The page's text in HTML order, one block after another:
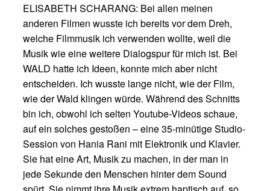
ELISABETH SCHARANG: Bei allen meinen
anderen Filmen wusste ich bereits vor dem Dreh,
welche Filmmusik ich verwenden wollte, weil die
Musik wie eine weitere Dialogspur für mich ist. Bei
WALD hatte ich Ideen, konnte mich aber nicht
entscheiden. Ich wusste lange nicht, wie der Film,
wie der Wald klingen würde. Während des Schnitts
bin ich, obwohl ich selten Youtube-Videos schaue,
auf ein solches gestoßen – eine 35-minütige Studio-
Session von Hania Rani mit Elektronik und Klavier.
Sie hat eine Art, Musik zu machen, in der man in
jede Sekunde den Menschen hinter dem Sound